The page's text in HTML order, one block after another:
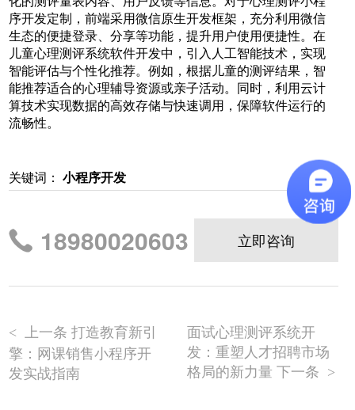
序开发定制，前端采用微信原生开发框架，充分利用微信
生态的便捷登录、分享等功能，提升用户使用便捷性。在
儿童心理测评系统软件开发中，引入人工智能技术，实现
智能评估与个性化推荐。例如，根据儿童的测评结果，智
能推荐适合的心理辅导资源或亲子活动。同时，利用云计
算技术实现数据的高效存储与快速调用，保障软件运行的
流畅性。
关键词：小程序开发
18980020603 立即咨询
<
上一条 打造教育新引
擎：网课销售小程序开
发实战指南
面试心理测评系统开
发：重塑人才招聘市场
格局的新力量 下一条 >